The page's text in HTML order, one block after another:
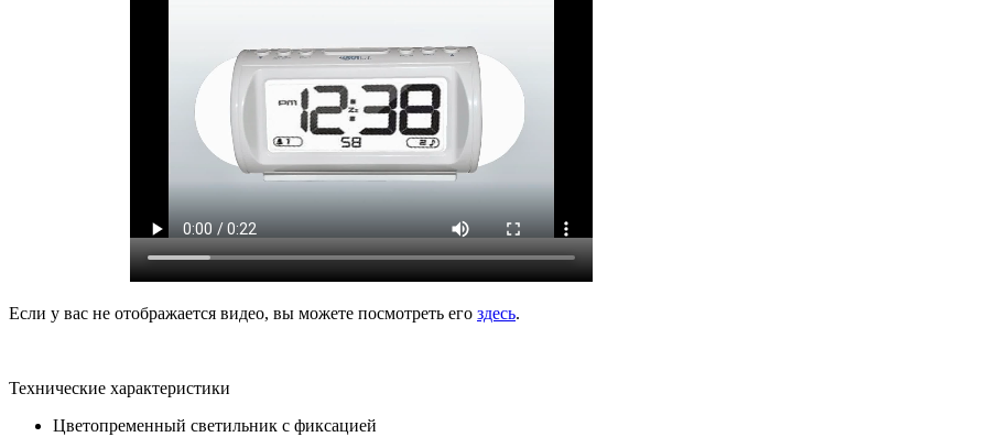
Если у вас не отображается видео, вы можете посмотреть его здесь.
Технические характеристики
Цветопременный светильник с фиксацией